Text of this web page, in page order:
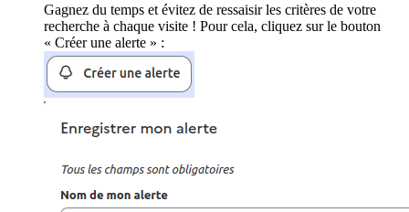
Gagnez du temps et évitez de ressaisir les critères de votre
recherche à chaque visite ! Pour cela, cliquez sur le bouton
« Créer une alerte » :